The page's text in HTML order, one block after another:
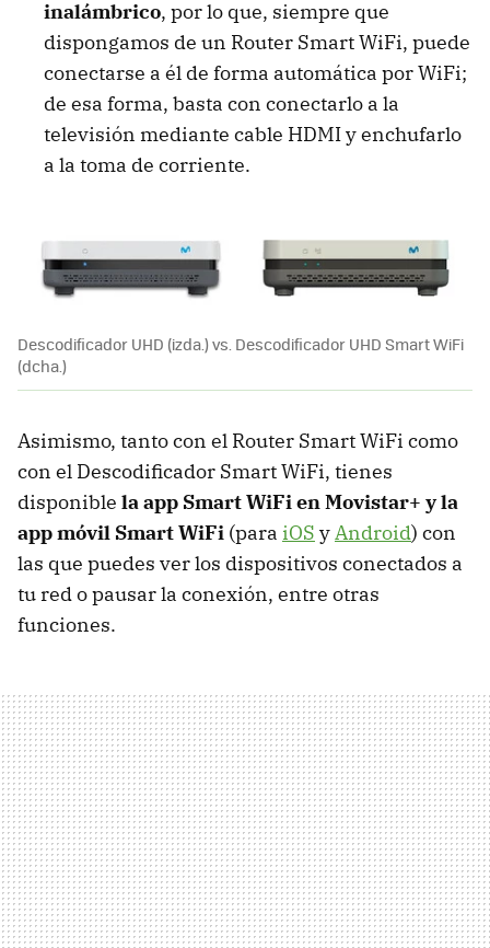
inalámbrico, por lo que, siempre que
dispongamos de un Router Smart WiFi, puede
conectarse a él de forma automática por WiFi;
de esa forma, basta con conectarlo a la
televisión mediante cable HDMI y enchufarlo
a la toma de corriente.
Descodificador UHD (izda.) vs. Descodificador UHD Smart WiFi
(dcha.)
Asimismo, tanto con el Router Smart WiFi como
con el Descodificador Smart WiFi, tienes
disponible la app Smart WiFi en Movistar+ y la
app móvil Smart WiFi (para iOS yAndroid) con
las que puedes ver los dispositivos conectados a
tu red o pausar la conexión, entre otras
funciones.